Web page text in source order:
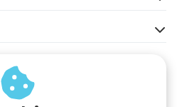
om op de hoogte te